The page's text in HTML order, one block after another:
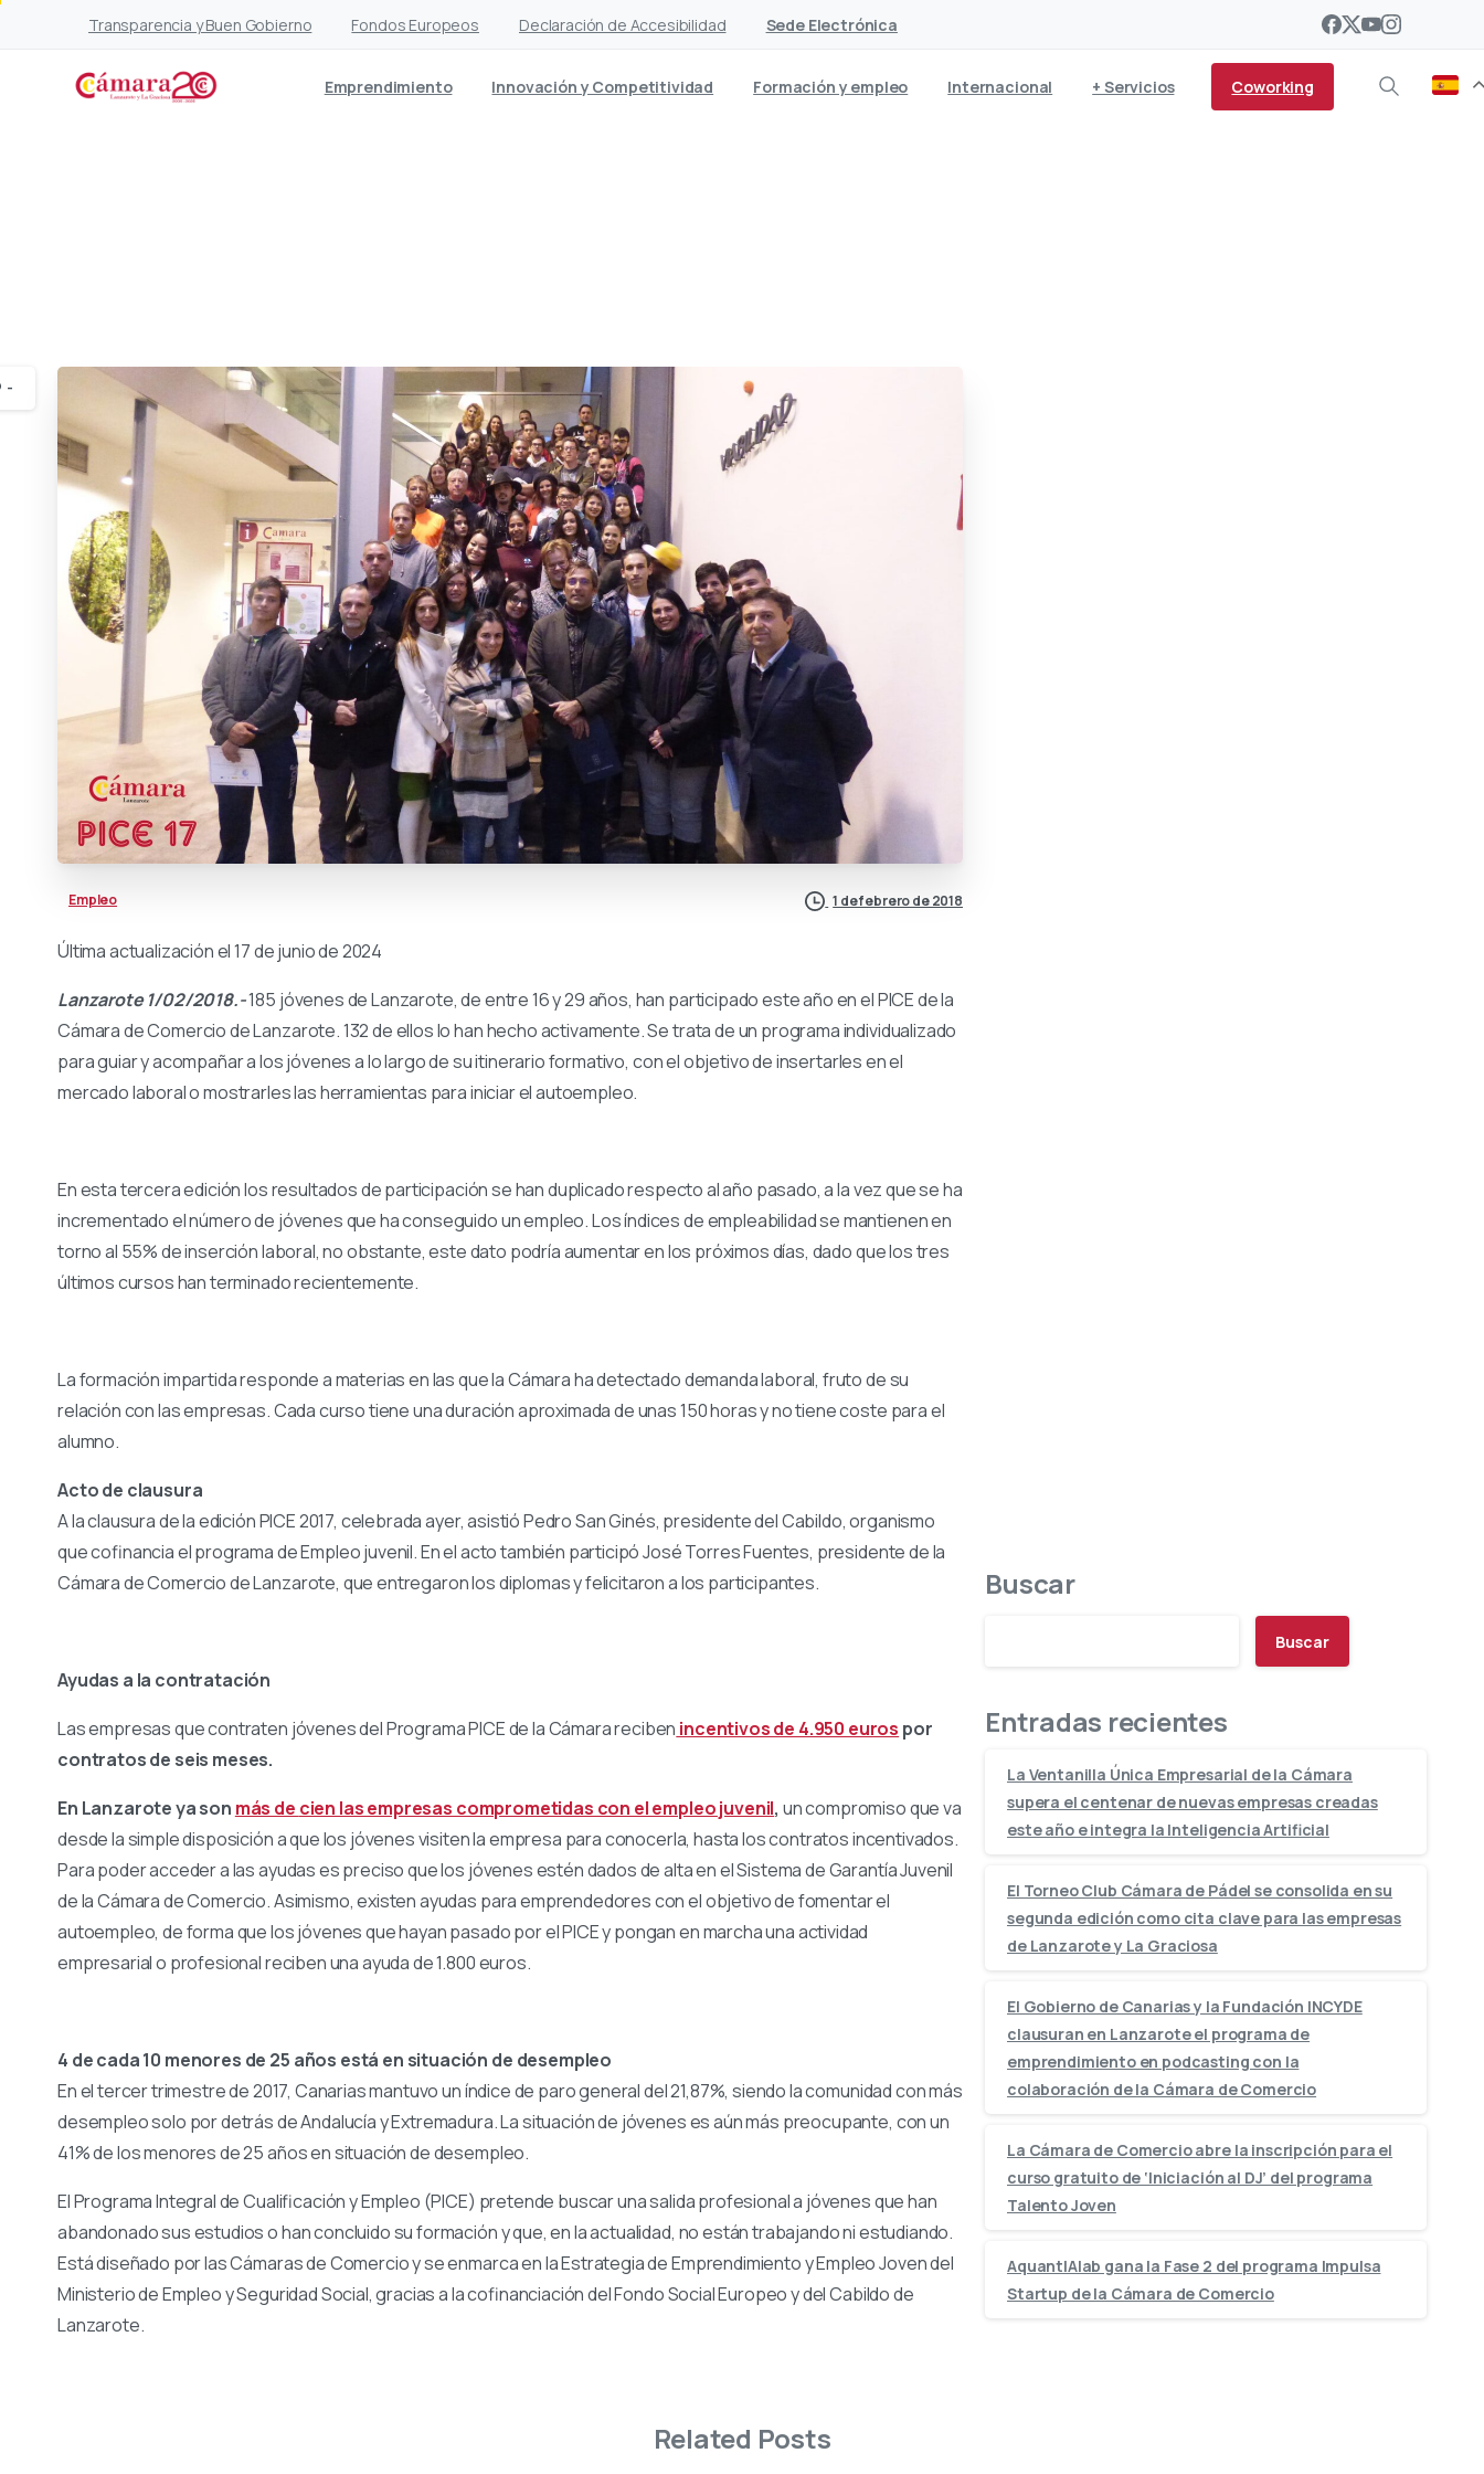
Transparencia y Buen Gobierno Fondos Europeos Declaración de Accesibilidad Sede Electrónica
Emprendimiento Innovación y Competitividad Formación y empleo Internacional + Servicios Coworking
Empleo 1 de febrero de 2018
Última actualización el 17 de junio de 2024
Lanzarote 1/02/2018.-185 jóvenes de Lanzarote, de entre 16 y 29 años, han participado este año en el PICE de la
Cámara de Comercio de Lanzarote. 132 de ellos lo han hecho activamente. Se trata de un programa individualizado
para guiar y acompañar a los jóvenes a lo largo de su itinerario formativo, con el objetivo de insertarles en el
mercado laboral o mostrarles las herramientas para iniciar el autoempleo.
En esta tercera edición los resultados de participación se han duplicado respecto al año pasado, a la vez que se ha
incrementado el número de jóvenes que ha conseguido un empleo. Los índices de empleabilidad se mantienen en
torno al 55% de inserción laboral, no obstante, este dato podría aumentar en los próximos días, dado que los tres
últimos cursos han terminado recientemente.
La formación impartida responde a materias en las que la Cámara ha detectado demanda laboral, fruto de su
relación con las empresas. Cada curso tiene una duración aproximada de unas 150 horas y no tiene coste para el
alumno.
Acto de clausura
A la clausura de la edición PICE 2017, celebrada ayer, asistió Pedro San Ginés, presidente del Cabildo, organismo
que cofinancia el programa de Empleo juvenil. En el acto también participó José Torres Fuentes, presidente de la
Cámara de Comercio de Lanzarote, que entregaron los diplomas y felicitaron a los participantes.
Ayudas a la contratación
Las empresas que contraten jóvenes del Programa PICE de la Cámara reciben incentivos de 4.950 euros por
contratos de seis meses.
En Lanzarote ya son más de cien las empresas comprometidas con el empleo juvenil, un compromiso que va
desde la simple disposición a que los jóvenes visiten la empresa para conocerla, hasta los contratos incentivados.
Para poder acceder a las ayudas es preciso que los jóvenes estén dados de alta en el Sistema de Garantía Juvenil
de la Cámara de Comercio. Asimismo, existen ayudas para emprendedores con el objetivo de fomentar el
autoempleo, de forma que los jóvenes que hayan pasado por el PICE y pongan en marcha una actividad
empresarial o profesional reciben una ayuda de 1.800 euros.
4 de cada 10 menores de 25 años está en situación de desempleo
En el tercer trimestre de 2017, Canarias mantuvo un índice de paro general del 21,87%, siendo la comunidad con más
desempleo solo por detrás de Andalucía y Extremadura. La situación de jóvenes es aún más preocupante, con un
41% de los menores de 25 años en situación de desempleo.
El Programa Integral de Cualificación y Empleo (PICE) pretende buscar una salida profesional a jóvenes que han
abandonado sus estudios o han concluido su formación y que, en la actualidad, no están trabajando ni estudiando.
Está diseñado por las Cámaras de Comercio y se enmarca en la Estrategia de Emprendimiento y Empleo Joven del
Ministerio de Empleo y Seguridad Social, gracias a la cofinanciación del Fondo Social Europeo y del Cabildo de
Lanzarote.
-
Buscar
Buscar
Entradas recientes
La Ventanilla Única Empresarial de la Cámara
supera el centenar de nuevas empresas creadas
este año e integra la Inteligencia Artificial
El Torneo Club Cámara de Pádel se consolida en su
segunda edición como cita clave para las empresas
de Lanzarote y La Graciosa
El Gobierno de Canarias y la Fundación INCYDE
clausuran en Lanzarote el programa de
emprendimiento en podcasting con la
colaboración de la Cámara de Comercio
La Cámara de Comercio abre la inscripción para el
curso gratuito de ‘Iniciación al DJ’ del programa
Talento Joven
AquantIAlab gana la Fase 2 del programa Impulsa
Startup de la Cámara de Comercio
Related Posts